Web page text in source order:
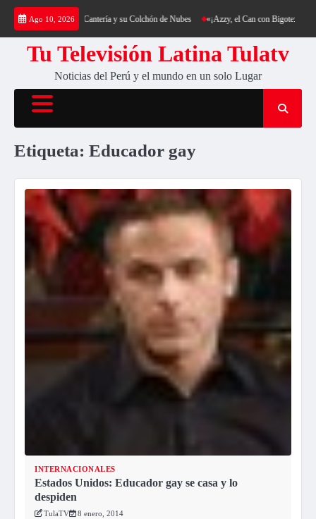
Saltar
contenido
Ago 10, 2026
Trekking al Cerro Cantería y su Colchón de Nubes «¡Azzy, el Can con Bigote: La
Tu Televisión Latina Tulatv
Noticias del Perú y el mundo en un solo Lugar
Etiqueta: Educador gay
INTERNACIONALES
Estados Unidos: Educador gay se casa y lo
despiden
TulaTV 8 enero, 2014